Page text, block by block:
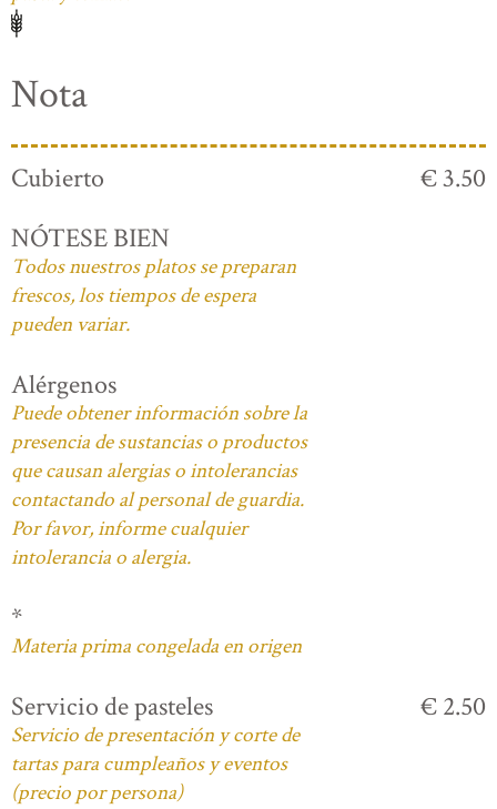
Nota
Cubierto
€ 3.50
NÓTESE BIEN
Todos nuestros platos se preparan
frescos, los tiempos de espera
pueden variar.
Alérgenos
Puede obtener información sobre la
presencia de sustancias o productos
que causan alergias o intolerancias
contactando al personal de guardia.
Por favor, informe cualquier
intolerancia o alergia.
*
Materia prima congelada en origen
Servicio de pasteles
Servicio de presentación y corte de
tartas para cumpleaños y eventos
(precio por persona)
€ 2.50